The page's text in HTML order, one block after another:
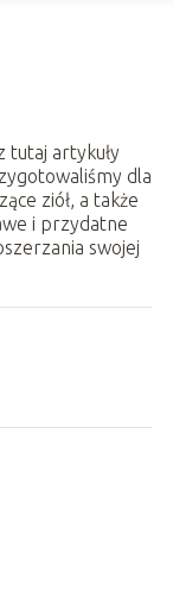
tutaj artykuły
dla
ziół, a także
i przydatne
swojej